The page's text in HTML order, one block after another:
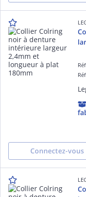
Connectez-